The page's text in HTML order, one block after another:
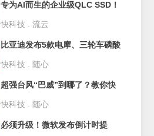
专为AI而生的企业级QLC SSD！
超过1PB的写入测试
快科技 . 流云
比亚迪发布5款电摩、三轮车磷酸
10年
快科技 . 随心
超强台风“巴威”到哪了？教你快
快科技 . 随心
必须升级！微软发布倒计时提